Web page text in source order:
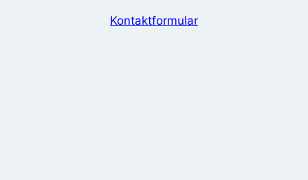
Kontaktformular